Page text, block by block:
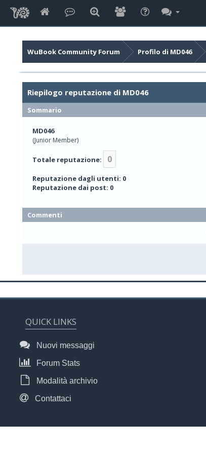
WuBook Community Forum Profilo di MD046
Riepilogo reputazione di MD046
Sommario
MD046
(Junior Member)
Totale reputazione: 0
Reputazione dagli utenti: 0
Reputazione dai post: 0
Commenti
QUICK LINKS
Nuovi messaggi
Forum Stats
Modalità archivio
Contattaci